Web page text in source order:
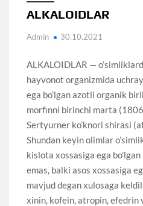
ALKALOIDLAR
Admin 30.10.2021
ALKALOIDLAR —
hayvonot organizmida
ega bo’lgan azotli organik
morfinni birinchi marta
Sertyurner ko’knori shirasi
Shundan keyin olimlar
kislota xossasiga ega
emas, balki asos xossasiga
mavjud degan xulosaga
xinin, kofein, atropin, efedrin